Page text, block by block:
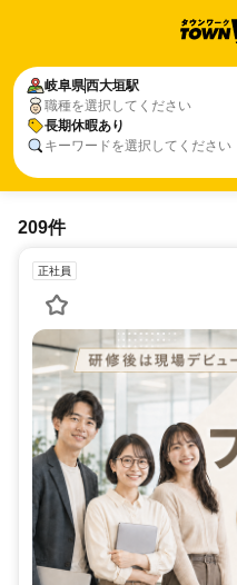
岐阜県西大垣駅
職種を選択してください
長期休暇あり
キーワードを選択してください
209件
正社員